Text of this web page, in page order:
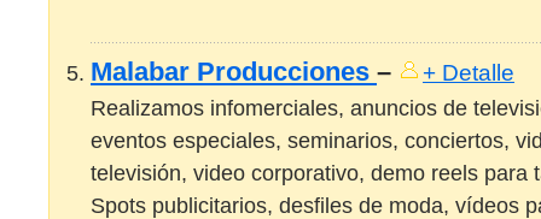
Malabar Producciones –
+ Detalle
Realizamos infomerciales, anuncios de
eventos especiales, seminarios, conciertos,
televisión, video corporativo, demo reels para
Spots publicitarios, desfiles de moda, vídeos